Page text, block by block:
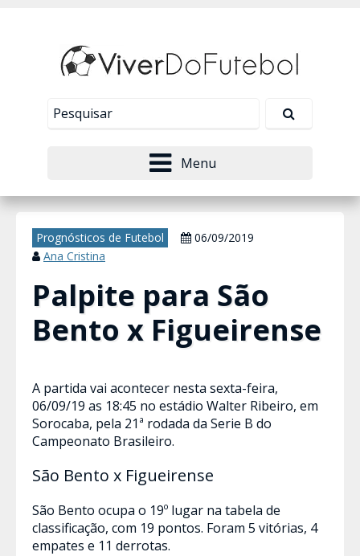
Menu
Prognósticos de Futebol
06/09/2019
Ana Cristina
Palpite para São
Bento x Figueirense
A partida vai acontecer nesta sexta-feira,
06/09/19 as 18:45 no estádio Walter Ribeiro, em
Sorocaba, pela 21ª rodada da Serie B do
Campeonato Brasileiro.
São Bento x Figueirense
São Bento ocupa o 19º lugar na tabela de
classificação, com 19 pontos. Foram 5 vitórias, 4
empates e 11 derrotas.